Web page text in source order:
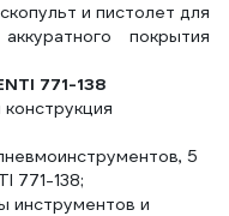
и пистолет для
покрытия
771-138
5
771-138;
инструментов и